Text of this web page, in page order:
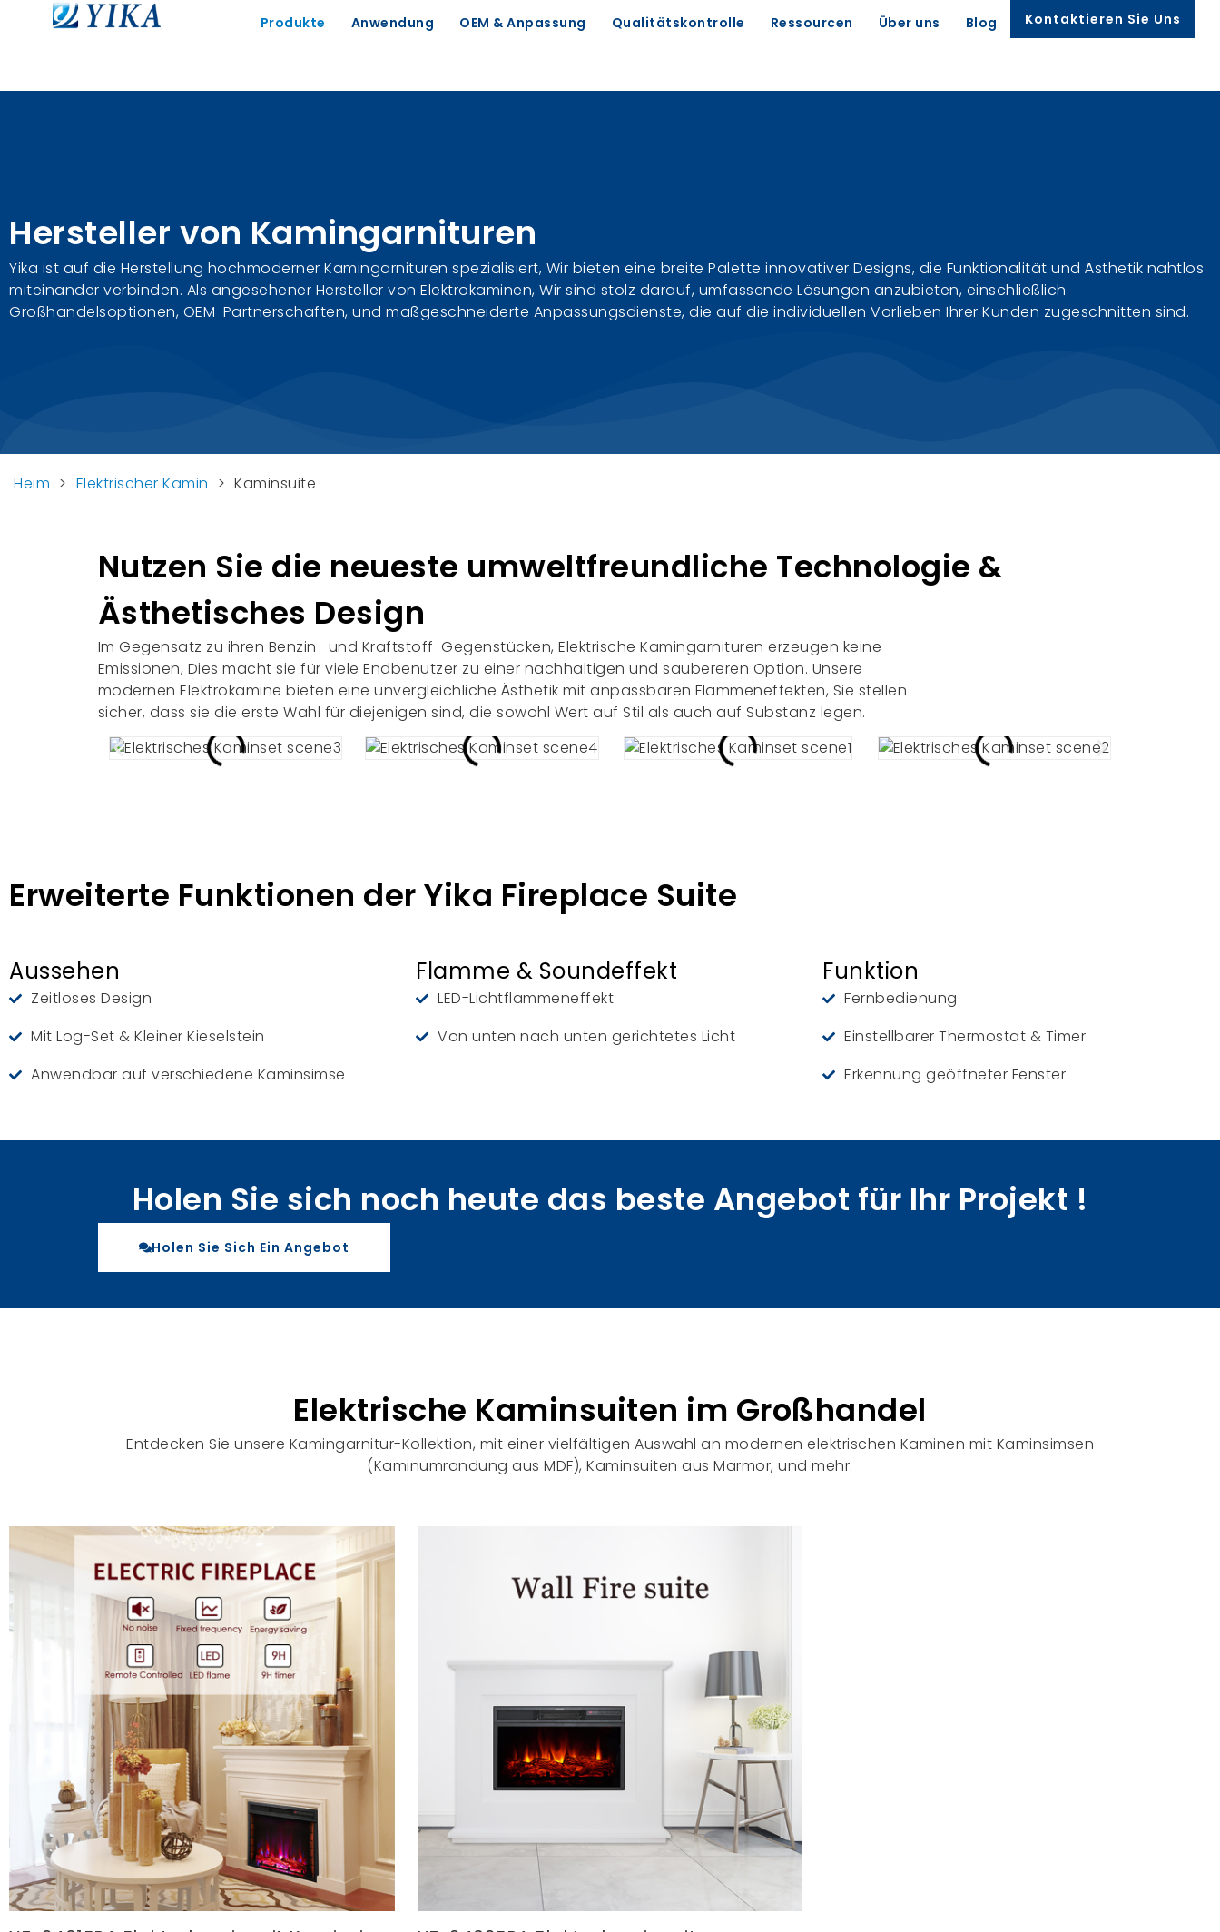
Produkte Anwendung OEM & Anpassung Qualitätskontrolle Ressourcen Über uns Blog Kontaktieren Sie Uns
Hersteller von Kamingarnituren
Yika ist auf die Herstellung hochmoderner Kamingarnituren spezialisiert, Wir bieten eine breite Palette innovativer Designs, die Funktionalität und Ästhetik nahtlos
miteinander verbinden. Als angesehener Hersteller von Elektrokaminen, Wir sind stolz darauf, umfassende Lösungen anzubieten, einschließlich
Großhandelsoptionen, OEM-Partnerschaften, und maßgeschneiderte Anpassungsdienste, die auf die individuellen Vorlieben Ihrer Kunden zugeschnitten sind.
Heim > Elektrischer Kamin > Kaminsuite
Nutzen Sie die neueste umweltfreundliche Technologie &
Ästhetisches Design
Im Gegensatz zu ihren Benzin- und Kraftstoff-Gegenstücken, Elektrische Kamingarnituren erzeugen keine
Emissionen, Dies macht sie für viele Endbenutzer zu einer nachhaltigen und saubereren Option. Unsere
modernen Elektrokamine bieten eine unvergleichliche Ästhetik mit anpassbaren Flammeneffekten, Sie stellen
sicher, dass sie die erste Wahl für diejenigen sind, die sowohl Wert auf Stil als auch auf Substanz legen.
Erweiterte Funktionen der Yika Fireplace Suite
Aussehen
Zeitloses Design
Mit Log-Set & Kleiner Kieselstein
Anwendbar auf verschiedene Kaminsimse
Flamme & Soundeffekt
LED-Lichtflammeneffekt
Von unten nach unten gerichtetes Licht
Funktion
Fernbedienung
Einstellbarer Thermostat & Timer
Erkennung geöffneter Fenster
Holen Sie sich noch heute das beste Angebot für Ihr Projekt !
Holen Sie Sich Ein Angebot
Elektrische Kaminsuiten im Großhandel
Entdecken Sie unsere Kamingarnitur-Kollektion, mit einer vielfältigen Auswahl an modernen elektrischen Kaminen mit Kaminsimsen
(Kaminumrandung aus MDF), Kaminsuiten aus Marmor, und mehr.